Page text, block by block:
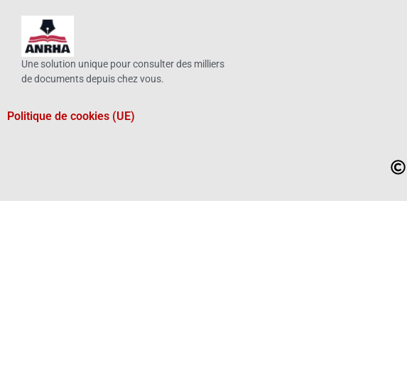
Une solution unique pour consulter des milliers
de documents depuis chez vous.
Politique de cookies (UE)